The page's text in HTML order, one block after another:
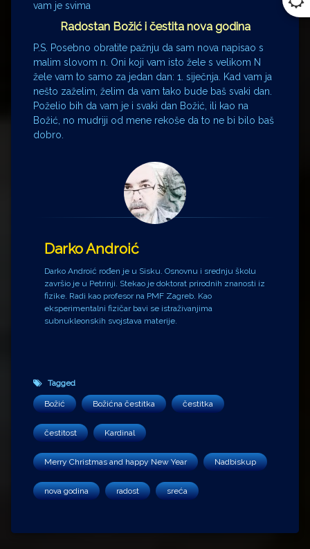
vam je svima
Radostan Božić i čestita nova godina
P.S. Posebno obratite pažnju da sam nova napisao s
malim slovom n. Oni koji vam isto žele s velikom N
žele vam to samo za jedan dan: 1. siječnja. Kad vam ja
nešto zaželim, želim da vam tako bude baš svaki dan.
Poželio bih da vam je i svaki dan Božić, ili kao na
Božić, no mudriji od mene rekoše da to ne bi bilo baš
dobro.
Darko Androić
Darko Androić rođen je u Sisku. Osnovnu i srednju školu
završio je u Petrinji. Stekao je doktorat prirodnih znanosti iz
fizike. Radi kao profesor na PMF Zagreb. Kao
eksperimentalni fizičar bavi se istraživanjima
subnukleonskih svojstava materije.
Tagged
Božić Božićna čestitka čestitka
čestitost Kardinal
Merry Christmas and happy New Year Nadbiskup
nova godina radost sreća